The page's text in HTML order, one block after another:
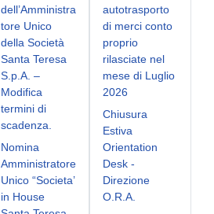
dell’Amministra
tore Unico
della Società
Santa Teresa
S.p.A. –
Modifica
termini di
scadenza.
Nomina
Amministratore
Unico “Societa’
in House
autotrasporto
di merci conto
proprio
rilasciate nel
mese di Luglio
2026
Chiusura
Estiva
Orientation
Desk -
Direzione
O.R.A.